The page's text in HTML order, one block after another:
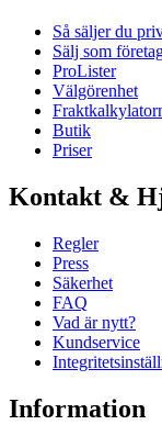
Så säljer du
Sälj som
ProLister
Välgörenhet
Butik
Priser
Kontakt &
Regler
Press
Säkerhet
FAQ
Vad är nytt?
Kundservice
Information